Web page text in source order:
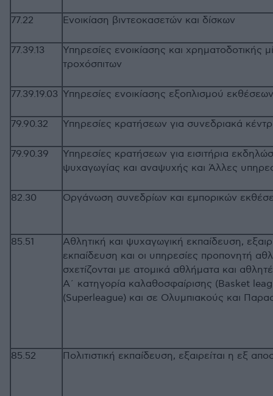
77.22 Ενοικίαση βιντεοκασετών και δίσκων
77.39.13
Υπηρεσίες ενοικίασης και χρηματοδοτικής
τροχόσπιτων
77.39.19.03 Υπηρεσίες ενοικίασης εξοπλισμού εκθέσεων
79.90.32 Υπηρεσίες κρατήσεων για συνεδριακά
79.90.39
Υπηρεσίες κρατήσεων για εισιτήρια
ψυχαγωγίας και αναψυχής και Άλλες
82.30 Οργάνωση συνεδρίων και εμπορικών
85.51
Αθλητική και ψυχαγωγική εκπαίδευση,
εκπαίδευση και οι υπηρεσίες προπονητή
σχετίζονται με ατομικά αθλήματα και
Α΄ κατηγορία καλαθοσφαίρισης (Basket
(Superleague) και σε Ολυμπιακούς και
85.52 Πολιτιστική εκπαίδευση, εξαιρείται η